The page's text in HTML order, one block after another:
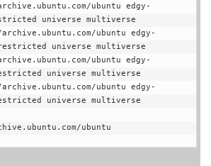
ubuntu edgy-
universe multiverse
ubuntu edgy-
universe multiverse
ubuntu edgy-
universe multiverse
ubuntu edgy-
universe multiverse
ubuntu